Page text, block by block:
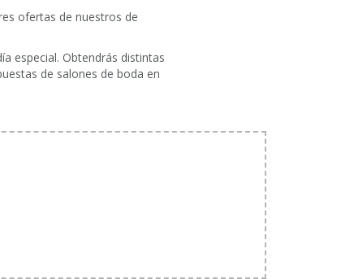
ofertas de nuestros de
especial. Obtendrás distintas
de salones de boda en